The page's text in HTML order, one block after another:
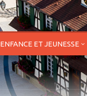
ENFANCE ET JEUNESSE